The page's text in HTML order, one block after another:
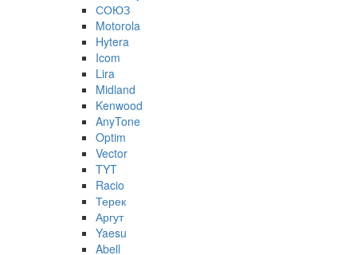
СОЮЗ
Motorola
Hytera
Icom
Lira
Midland
Kenwood
AnyTone
Optim
Vector
TYT
Racio
Терек
Аргут
Yaesu
Abell